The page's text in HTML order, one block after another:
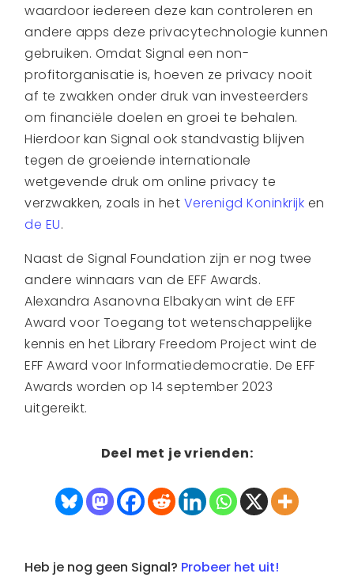
waardoor iedereen deze kan controleren en
andere apps deze privacytechnologie kunnen
gebruiken. Omdat Signal een non-
profitorganisatie is, hoeven ze privacy nooit
af te zwakken onder druk van investeerders
om financiële doelen en groei te behalen.
Hierdoor kan Signal ook standvastig blijven
tegen de groeiende internationale
wetgevende druk om online privacy te
verzwakken, zoals in het Verenigd Koninkrijk en
de EU.
Naast de Signal Foundation zijn er nog twee
andere winnaars van de EFF Awards.
Alexandra Asanovna Elbakyan wint de EFF
Award voor Toegang tot wetenschappelijke
kennis en het Library Freedom Project wint de
EFF Award voor Informatiedemocratie. De EFF
Awards worden op 14 september 2023
uitgereikt.
Deel met je vrienden:
Heb je nog geen Signal? Probeer het uit!